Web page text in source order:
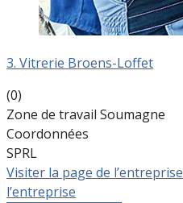
3. Vitrerie Broens-Loffet
(0)
Zone de travail Soumagne
Coordonnées
SPRL
Visiter la page de l’entreprise
l’entreprise